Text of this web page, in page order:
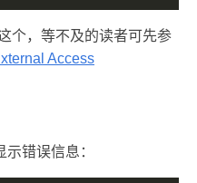
个，等不及的读者可先参
Access
错误信息：